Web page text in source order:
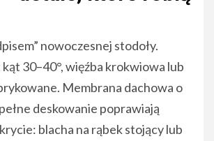
nowoczesnej stodoły.
30–40°, więźba krokwiowa lub
Membrana dachowa o
deskowanie poprawiają
blacha na rąbek stojący lub